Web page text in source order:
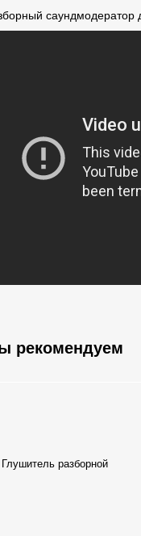
саундмодератор
рекомендуем